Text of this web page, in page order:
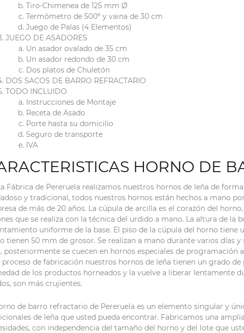
Tiro-Chimenea de 125 mm Ø
Termómetro de 500º y vaina de 30 cm
Juego de Palas (4 Elementos)
JUEGO DE ASADORES
Un asador ovalado de 35 cm
Un asador redondo de 30 cm
Dos platos de Chuletón
DOS SACOS DE BARRO REFRACTARIO
TODO INCLUIDO
Instrucciones de Montaje
Receta de Asado
Porte hasta su domicilio
Seguro de transporte
IVA
HORNO DE
Fábrica de Pereruela realizamos nuestros hornos de leña de
y tradicional, todos nuestros hornos están hechos a mano
de más de 20 años. La cúpula de arcilla es el corazón del
que se realiza con la técnica del urdido a mano. La altura de la
uniforme de la base. El piso de la cúpula del horno tiene
tienen 50 mm de grosor. Se realizan a mano durante varios días
posteriormente se cuecen en hornos especiales de programación
proceso de fabricación nuestros hornos de leña tienen un grado
de los productos horneados y la vuelve a liberar lentamente
son más crujientes.
de barro refractario de Pereruela es un elemento singular y
de leña que usted pueda encontrar. Fabricamos una
con independencia del tamaño del horno y del lote que